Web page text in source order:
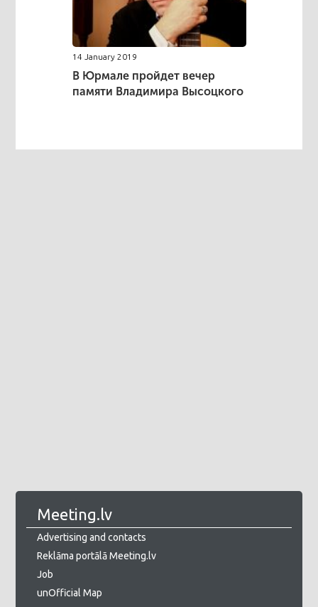
14 January 2019
В Юрмале пройдет вечер
памяти Владимира Высоцкого
Meeting.lv
Advertising and contacts
Reklāma portālā Meeting.lv
Job
unOfficial Map